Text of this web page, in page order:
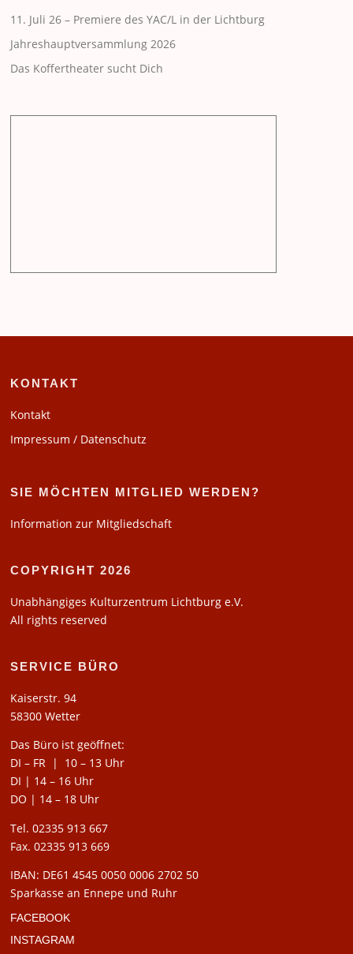
11. Juli 26 – Premiere des YAC/L in der Lichtburg
Jahreshauptversammlung 2026
Das Koffertheater sucht Dich
KONTAKT
Kontakt
Impressum / Datenschutz
SIE MÖCHTEN MITGLIED WERDEN?
Information zur Mitgliedschaft
COPYRIGHT 2026
Unabhängiges Kulturzentrum Lichtburg e.V.
All rights reserved
SERVICE BÜRO
Kaiserstr. 94
58300 Wetter
Das Büro ist geöffnet:
DI – FR | 10 – 13 Uhr
DI | 14 – 16 Uhr
DO | 14 – 18 Uhr
Tel. 02335 913 667
Fax. 02335 913 669
IBAN: DE61 4545 0050 0006 2702 50
Sparkasse an Ennepe und Ruhr
FACEBOOK
INSTAGRAM